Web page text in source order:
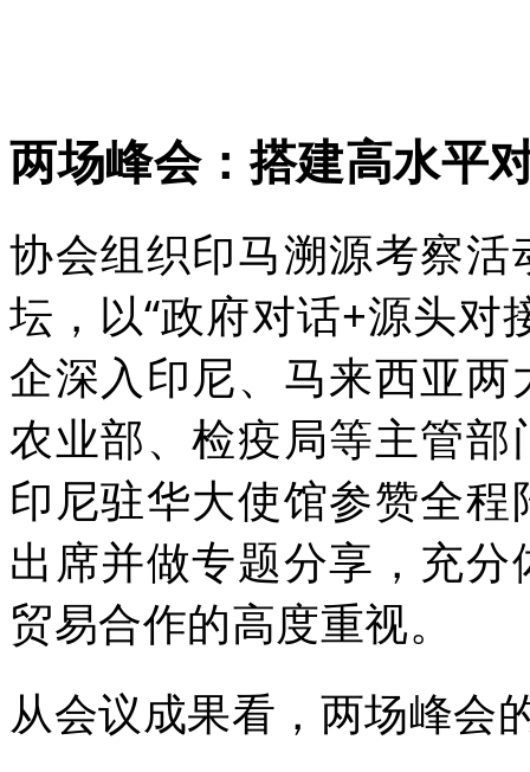
两场峰会：搭建高水平
协会组织印马溯源考察
坛，以“政府对话+源头对
企深入印尼、马来西亚
农业部、检疫局等主管
印尼驻华大使馆参赞全
出席并做专题分享，充
贸易合作的高度重视。
从会议成果看，两场峰会